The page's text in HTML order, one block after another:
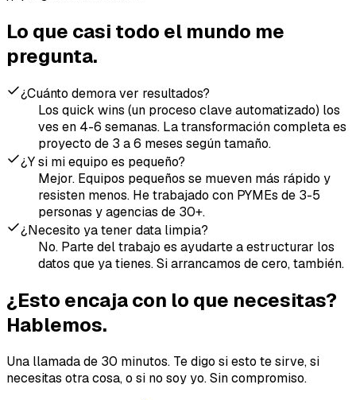
Lo que casi todo el mundo me
pregunta.
¿Cuánto demora ver resultados?
Los quick wins (un proceso clave automatizado) los
ves en 4-6 semanas. La transformación completa es
proyecto de 3 a 6 meses según tamaño.
¿Y si mi equipo es pequeño?
Mejor. Equipos pequeños se mueven más rápido y
resisten menos. He trabajado con PYMEs de 3-5
personas y agencias de 30+.
¿Necesito ya tener data limpia?
No. Parte del trabajo es ayudarte a estructurar los
datos que ya tienes. Si arrancamos de cero, también.
¿Esto encaja con lo que necesitas?
Hablemos.
Una llamada de 30 minutos. Te digo si esto te sirve, si
necesitas otra cosa, o si no soy yo. Sin compromiso.